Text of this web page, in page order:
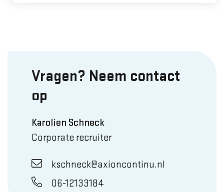
Vragen? Neem contact
op
Karolien Schneck
Corporate recruiter
kschneck@axioncontinu.nl
06-12133184